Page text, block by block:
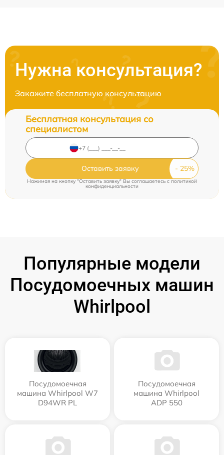
Нужна консультация?
Закажите бесплатную консультацию
Бесплатная консультация со
специалистом
Оставить заявку
Нажимая на кнопку "Оставить заявку" Вы соглашаетесь c политикой
конфиденциальности
Популярные модели
Посудомоечных машин
Whirlpool
Посудомоечная
машина Whirlpool W7
D94WR PL
Посудомоечная
машина Whirlpool
ADP 550